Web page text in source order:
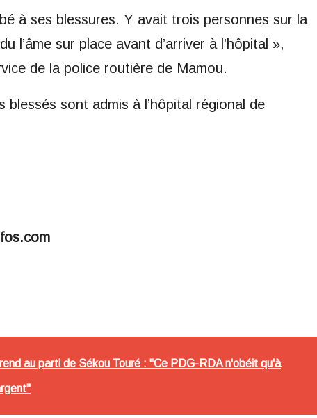
à ses blessures. Y avait trois personnes sur la
l’âme sur place avant d’arriver à l’hôpital »,
de la police routière de Mamou.
sont admis à l’hôpital régional de
au parti de Sékou Touré : "Ce PDG-RDA n'obéit qu'à